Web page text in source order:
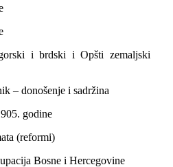
i brdski i Opšti zemalјski
– donošenje i sadržina
godine
(reformi)
Bosne i Hercegovine